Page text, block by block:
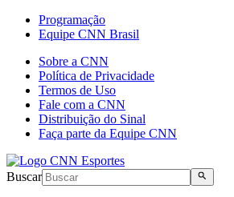
Programação
Equipe CNN Brasil
Sobre a CNN
Política de Privacidade
Termos de Uso
Fale com a CNN
Distribuição do Sinal
Faça parte da Equipe CNN
Buscar